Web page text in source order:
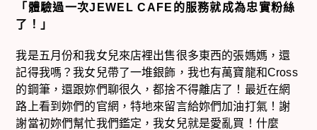
「體驗過一次JEWEL CAFE的服務就成為忠實粉絲
了！」
我是五月份和我女兒來店裡出售很多東西的張媽媽，還
記得我嗎？我女兒帶了一堆銀飾，我也有萬寶龍和Cross
的鋼筆，還跟妳們聊很久，都捨不得離店了！最近在網
路上看到妳們的官網，特地來留言給妳們加油打氣！謝
謝當初妳們幫忙我們鑑定，我女兒就是愛亂買！什麼